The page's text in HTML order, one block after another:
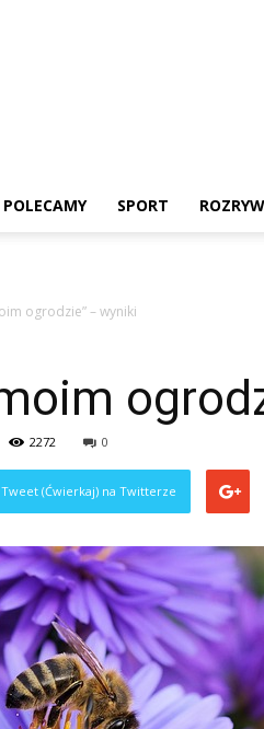
POLECAMY SPORT
ogrodzie” – wyniki
2272 0
Tweet (Ćwierkaj) na Twitterze